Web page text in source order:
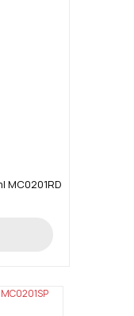
MC0201RD